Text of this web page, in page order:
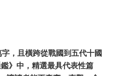
，且橫跨從戰國到五代十國
》中，精選最具代表性篇